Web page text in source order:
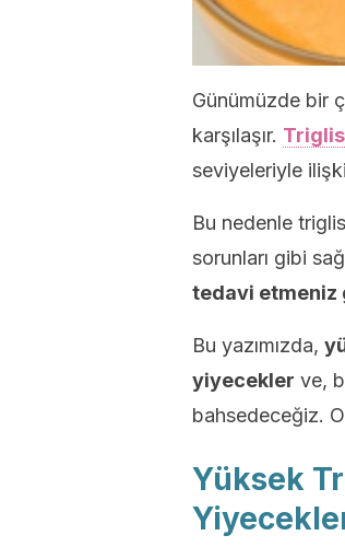
Günümüzde bir
karşılaşır.
seviyeleriyle
Bu nedenle
sorunları gibi
tedavi etmeniz
Bu yazımızda,
yiyecekler ve,
bahsedeceğiz.
Yüksek